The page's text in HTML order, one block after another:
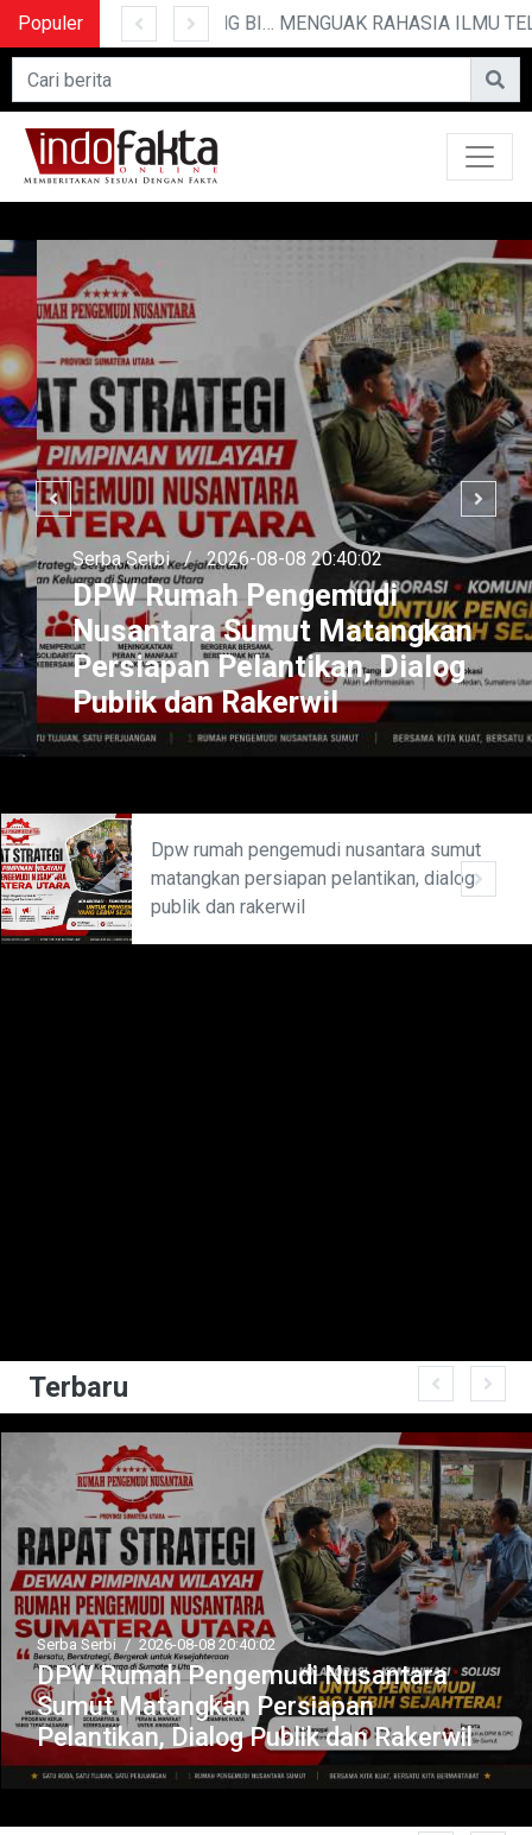
Populer MENGUAK RAHASIA ILMU TELEPATI
Serba Serbi / 2026-08-08 20:40:02
DPW Rumah Pengemudi
Nusantara Sumut Matangkan
Persiapan Pelantikan, Dialog
Publik dan Rakerwil
Dpw rumah pengemudi nusantara sumut
matangkan persiapan pelantikan, dialog
publik dan rakerwil
Terbaru
Serba Serbi / 2026-08-08 20:40:02
DPW Rumah Pengemudi Nusantara
Sumut Matangkan Persiapan
Pelantikan, Dialog Publik dan Rakerwil